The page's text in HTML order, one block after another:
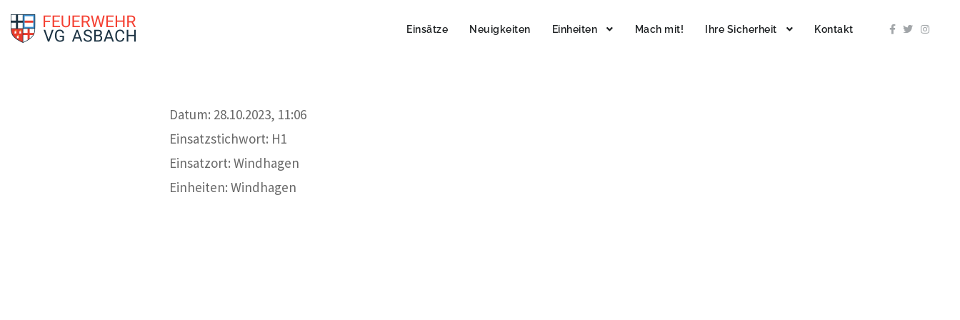
Einsätze Neuigkeiten Einheiten Mach mit! Ihre Sicherheit Kontakt
Datum: 28.10.2023, 11:06
Einsatzstichwort: H1
Einsatzort: Windhagen
Einheiten: Windhagen